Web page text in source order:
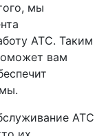
мы
АТС. Таким
вам
АТС